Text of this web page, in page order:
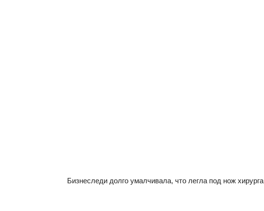
Бизнеследи долго умалчивала, что легла под нож хирурга